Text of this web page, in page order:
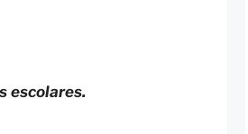
escolares.